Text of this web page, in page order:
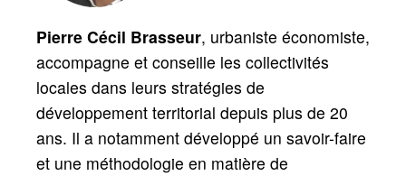
Pierre Cécil Brasseur, urbaniste économiste,
accompagne et conseille les collectivités
locales dans leurs stratégies de
développement territorial depuis plus de 20
ans. Il a notamment développé un savoir-faire
et une méthodologie en matière de